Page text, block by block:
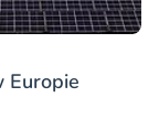
Europie